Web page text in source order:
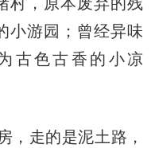
小游园；曾经异味
古色古香的小凉
走的是泥土路，